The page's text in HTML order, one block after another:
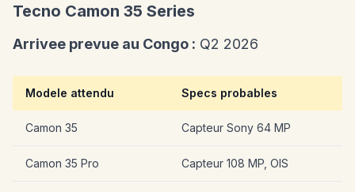
Tecno Camon 35 Series
Arrivee prevue au Congo : Q2 2026
Modele attendu Specs probables
Camon 35 Capteur Sony 64 MP
Camon 35 Pro Capteur 108 MP, OIS